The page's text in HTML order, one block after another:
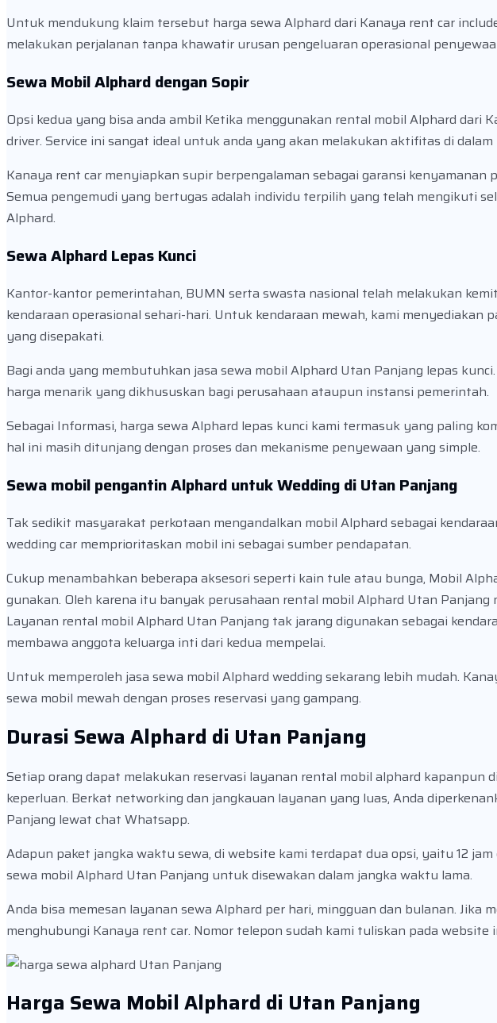
Untuk mendukung klaim tersebut harga sewa Alphard dari Kanaya rent car
melakukan perjalanan tanpa khawatir urusan pengeluaran operasional
Sewa Mobil Alphard dengan Sopir
Opsi kedua yang bisa anda ambil Ketika menggunakan rental mobil Alphard dari
driver. Service ini sangat ideal untuk anda yang akan melakukan aktifitas di dalam
Kanaya rent car menyiapkan supir berpengalaman sebagai garansi kenyamanan
Semua pengemudi yang bertugas adalah individu terpilih yang telah mengikuti
Alphard.
Sewa Alphard Lepas Kunci
Kantor-kantor pemerintahan, BUMN serta swasta nasional telah melakukan
kendaraan operasional sehari-hari. Untuk kendaraan mewah, kami menyediakan
yang disepakati.
Bagi anda yang membutuhkan jasa sewa mobil Alphard Utan Panjang lepas
harga menarik yang dikhususkan bagi perusahaan ataupun instansi pemerintah.
Sebagai Informasi, harga sewa Alphard lepas kunci kami termasuk yang paling
hal ini masih ditunjang dengan proses dan mekanisme penyewaan yang simple.
Sewa mobil pengantin Alphard untuk Wedding di Utan Panjang
Tak sedikit masyarakat perkotaan mengandalkan mobil Alphard sebagai
wedding car memprioritaskan mobil ini sebagai sumber pendapatan.
Cukup menambahkan beberapa aksesori seperti kain tule atau bunga, Mobil
gunakan. Oleh karena itu banyak perusahaan rental mobil Alphard Utan Panjang
Layanan rental mobil Alphard Utan Panjang tak jarang digunakan sebagai
membawa anggota keluarga inti dari kedua mempelai.
Untuk memperoleh jasa sewa mobil Alphard wedding sekarang lebih mudah.
sewa mobil mewah dengan proses reservasi yang gampang.
Durasi Sewa Alphard di Utan Panjang
Setiap orang dapat melakukan reservasi layanan rental mobil alphard kapanpun
keperluan. Berkat networking dan jangkauan layanan yang luas, Anda
Panjang lewat chat Whatsapp.
Adapun paket jangka waktu sewa, di website kami terdapat dua opsi, yaitu 12
sewa mobil Alphard Utan Panjang untuk disewakan dalam jangka waktu lama.
Anda bisa memesan layanan sewa Alphard per hari, mingguan dan bulanan. Jika
menghubungi Kanaya rent car. Nomor telepon sudah kami tuliskan pada website
Harga Sewa Mobil Alphard di Utan Panjang